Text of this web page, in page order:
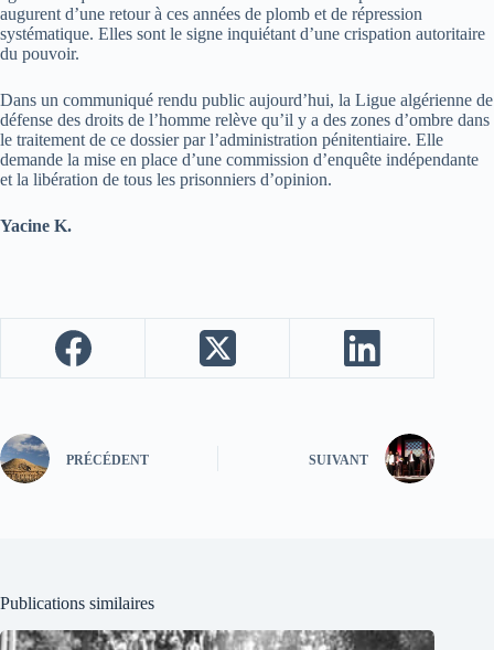
augurent d’une retour à ces années de plomb et de répression
systématique. Elles sont le signe inquiétant d’une crispation autoritaire
du pouvoir.
Dans un communiqué rendu public aujourd’hui, la Ligue algérienne de
défense des droits de l’homme relève qu’il y a des zones d’ombre dans
le traitement de ce dossier par l’administration pénitentiaire. Elle
demande la mise en place d’une commission d’enquête indépendante
et la libération de tous les prisonniers d’opinion.
Yacine K.
PRÉCÉDENT SUIVANT
Publications similaires